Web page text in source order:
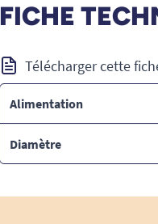
FICHE
Télécharger cette
Alimentation
Diamètre